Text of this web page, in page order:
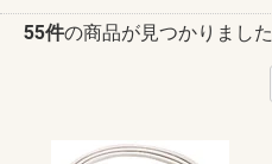
55件の商品が見つかりました